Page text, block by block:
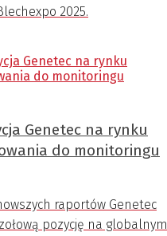
2025.
Genetec na rynku
do monitoringu
raportów Genetec
pozycję na globalnym